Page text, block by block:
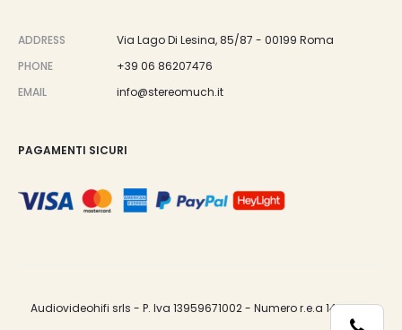
ADDRESS
Via Lago Di Lesina, 85/87 - 00199 Roma
PHONE
+39 06 86207476
EMAIL
info@stereomuch.it
PAGAMENTI SICURI
Audiovideohifi srls - P. Iva 13959671002 - Numero r.e.a 1487033.